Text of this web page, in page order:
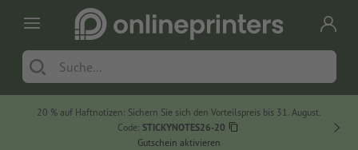
20 % auf Haftnotizen: Sichern Sie sich den Vorteilspreis bis 31. August.
Code: STICKYNOTES26-20
Gutschein aktivieren